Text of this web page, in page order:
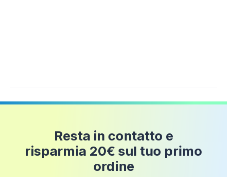
Fino a
150 euro
24 euro
Fino a
Aggiungi al carrello
Resta in contatto e
risparmia 20€ sul tuo primo
ordine